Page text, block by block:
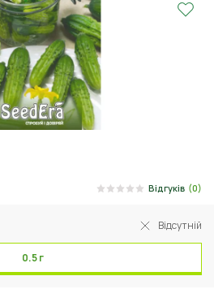
Відгуків (0)
Відсутній
0.5 г